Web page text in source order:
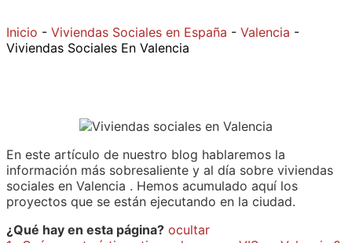
Inicio - Viviendas Sociales en España - Valencia -
Viviendas Sociales En Valencia
En este artículo de nuestro blog hablaremos la
información más sobresaliente y al día sobre viviendas
sociales en Valencia . Hemos acumulado aquí los
proyectos que se están ejecutando en la ciudad.
¿Qué hay en esta página? ocultar